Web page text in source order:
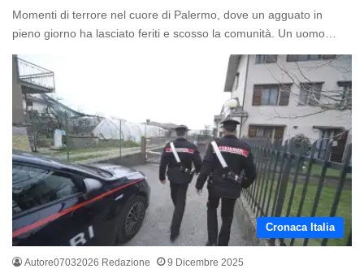
Momenti di terrore nel cuore di Palermo, dove un agguato in
pieno giorno ha lasciato feriti e scosso la comunità. Un uomo…
Cronaca Italia
Autore07032026 Redazione 9 Dicembre 2025